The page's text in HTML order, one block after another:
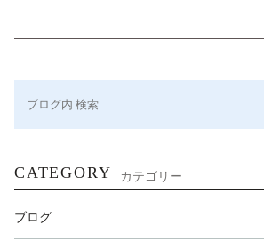
CATEGORY カテゴリー
ブログ